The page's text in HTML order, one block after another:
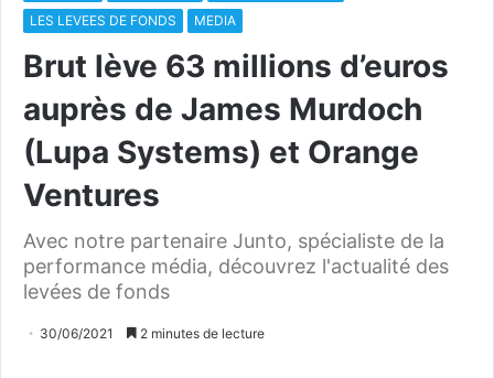
LES LEVEES DE FONDS
MEDIA
Brut lève 63 millions d’euros
auprès de James Murdoch
(Lupa Systems) et Orange
Ventures
Avec notre partenaire Junto, spécialiste de la
performance média, découvrez l'actualité des
levées de fonds
30/06/2021 2 minutes de lecture